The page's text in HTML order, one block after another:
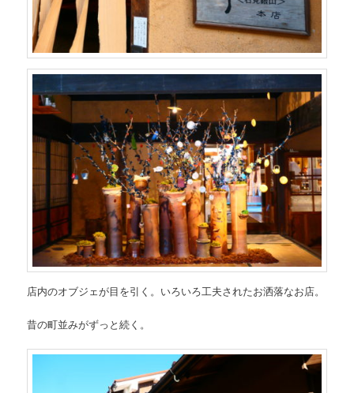
店内のオブジェが目を引く。いろいろ工夫されたお洒落なお店。
昔の町並みがずっと続く。